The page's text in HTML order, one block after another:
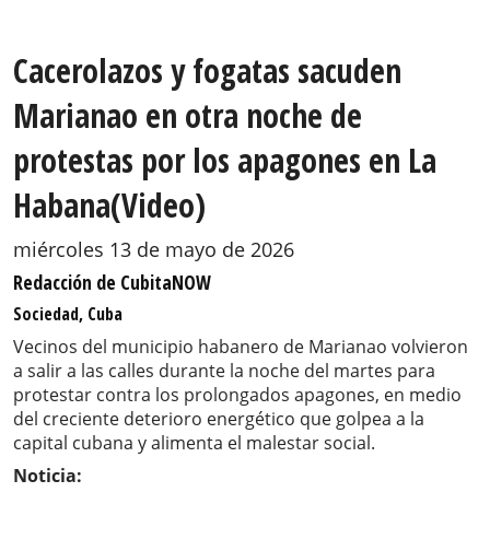
Cacerolazos y fogatas sacuden
Marianao en otra noche de
protestas por los apagones en La
Habana(Video)
miércoles 13 de mayo de 2026
Redacción de CubitaNOW
Sociedad, Cuba
Vecinos del municipio habanero de Marianao volvieron
a salir a las calles durante la noche del martes para
protestar contra los prolongados apagones, en medio
del creciente deterioro energético que golpea a la
capital cubana y alimenta el malestar social.
Noticia: